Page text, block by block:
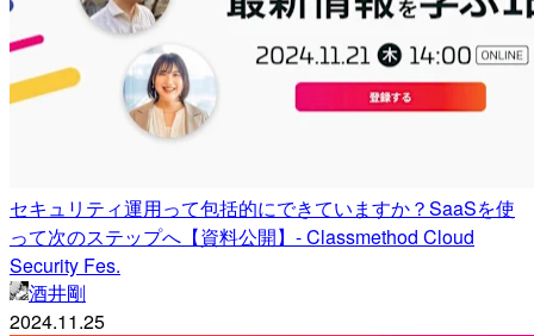
セキュリティ運用って包括的にできていますか？SaaSを使
って次のステップへ【資料公開】- Classmethod Cloud
Security Fes.
酒井剛
2024.11.25